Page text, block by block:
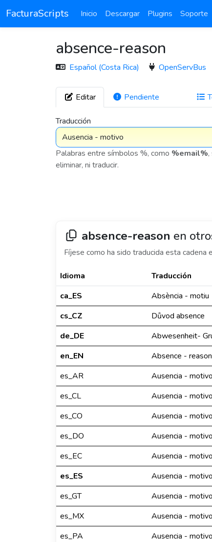
FacturaScripts Inicio Descargar Plugins Soporte
absence-reason
Español (Costa Rica) OpenServBus
Editar Pendiente
Traducción
Palabras entre símbolos %, como %email%
eliminar, ni traducir.
absence-reason en
Fíjese como ha sido traducida esta cadena
Idioma Traducción
ca_ES
Absència - motiu
cs_CZ
Důvod absence
de_DE
Abwesenheit-
en_EN
Absence - reason
es_AR
Ausencia - motivo
es_CL
Ausencia - motivo
es_CO
Ausencia - motivo
es_DO
Ausencia - motivo
es_EC
Ausencia - motivo
es_ES
Ausencia - motivo
es_GT
Ausencia - motivo
es_MX
Ausencia - motivo
es_PA
Ausencia - motivo